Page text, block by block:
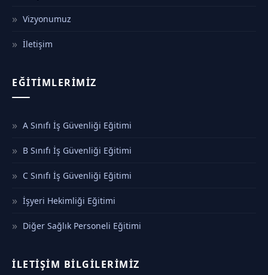
Vizyonumuz
İletişim
EĞITIMLERIMIZ
A Sınıfı İş Güvenliği Eğitimi
B Sınıfı İş Güvenliği Eğitimi
C Sınıfı İş Güvenliği Eğitimi
İşyeri Hekimliği Eğitimi
Diğer Sağlık Personeli Eğitimi
İLETIŞIM BILGILERIMIZ